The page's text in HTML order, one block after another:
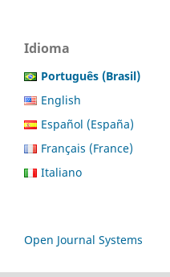
Idioma
Português (Brasil)
English
Español (España)
Français (France)
Italiano
Open Journal Systems